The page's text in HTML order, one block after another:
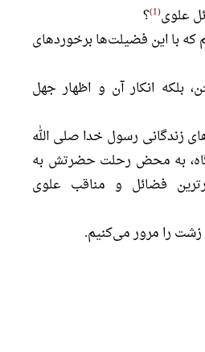
علوی 1 ؟
که با این فضیلت‌ها برخوردهای
بلکه انکار آن و اظهار جهل
زندگانی رسول خدا صلی الله
به محض رحلت حضرتش به
فضائل و مناقب علوی
زشت را مرور می‌کنیم.